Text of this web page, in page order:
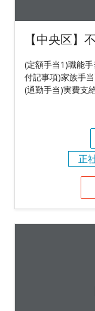
【中央区】
(定額手当1)職能
付記事項)家族手
(通勤手当)実費支
正